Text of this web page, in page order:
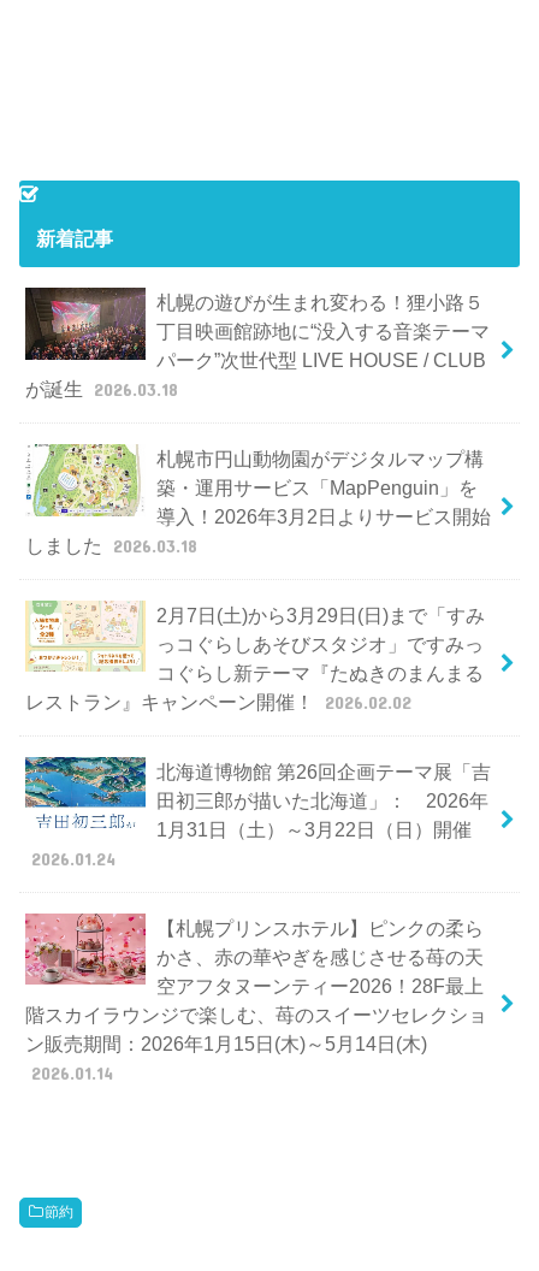
新着記事
札幌の遊びが生まれ変わる！狸小路５
丁目映画館跡地に“没入する音楽テーマ
パーク”次世代型 LIVE HOUSE / CLUB
が誕生
2026.03.18
札幌市円山動物園がデジタルマップ構
築・運用サービス「MapPenguin」を
導入！2026年3月2日よりサービス開始
しました
2026.03.18
2月7日(土)から3月29日(日)まで「すみ
っコぐらしあそびスタジオ」ですみっ
コぐらし新テーマ『たぬきのまんまる
レストラン』キャンペーン開催！
2026.02.02
北海道博物館 第26回企画テーマ展「吉
田初三郎が描いた北海道」： 2026年
1月31日（土）～3月22日（日）開催
2026.01.24
【札幌プリンスホテル】ピンクの柔ら
かさ、赤の華やぎを感じさせる苺の天
空アフタヌーンティー2026！28F最上
階スカイラウンジで楽しむ、苺のスイーツセレクショ
ン販売期間：2026年1月15日(木)～5月14日(木)
2026.01.14
節約